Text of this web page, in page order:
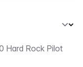
Hard Rock Pilot